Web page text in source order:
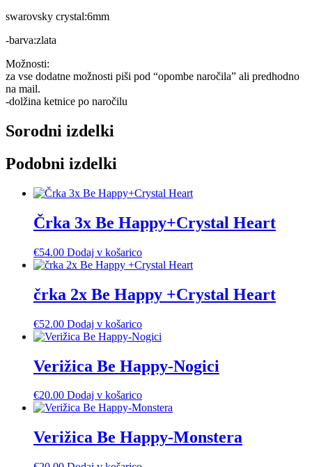
swarovsky crystal:6mm
-barva:zlata
Možnosti:
za vse dodatne možnosti piši pod “opombe naročila” ali predhodno
na mail.
-dolžina ketnice po naročilu
Sorodni izdelki
Podobni izdelki
Črka 3x Be Happy+Crystal Heart
€54.00 Dodaj v košarico
črka 2x Be Happy +Crystal Heart
€52.00 Dodaj v košarico
Verižica Be Happy-Nogici
€20.00 Dodaj v košarico
Verižica Be Happy-Monstera